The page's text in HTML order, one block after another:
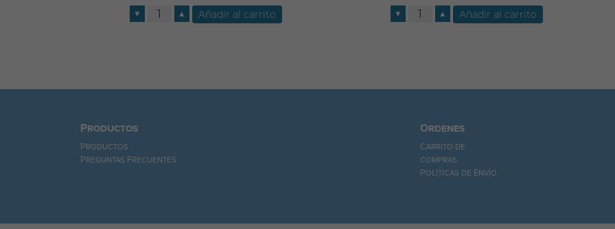
▼ ▲ ▼ ▲
Productos
Productos
Preguntas Frecuentes
Ordenes
Carrito de
compras
Políticas de Envío